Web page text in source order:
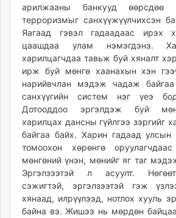
арилжааны банкууд өөрсдөө
терроризмыг санхүүжүүлчихсэн
Яагаад гэвэл гадаадаас ирэх
цаашдаа улам нэмэгдэнэ.
харилцагчдаа тавьж буй хяналт
ирж буй мөнгө хаанахын хэн
нарийвчлан мэдэж чадаж
санхүүгийн систем нэг үеэ
Дотооддоо эргэлдэж буй
харилцах дансны гүйлгээ зэргийг
байгаа байх. Харин гадаад улсын
томоохон хөрөнгө
мөнгөний үнэн, мөнийг яг таг
Эргэлзээтэй л асуулт.
сэжигтэй, эргэлзээтэй гэж
хянаад, илрүүлээд, нотлох хууль
байна вэ. Жишээ нь мөрдөн